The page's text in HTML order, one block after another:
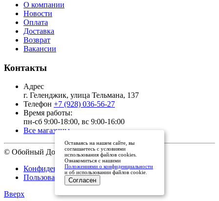
О компании
Новости
Оплата
Доставка
Возврат
Вакансии
Контакты
Адрес
г. Геленджик, улица Тельмана, 137
Телефон +7 (928) 036-56-27
Время работы:
пн-сб 9:00-18:00, вс 9:00-16:00
Все магазины
© Обойный Дом, 2011 - 2026
Конфиденциальность
Пользовательское соглашение
Вверх
Оставаясь на нашем сайте, вы
соглашаетесь с условиями
использования файлов cookies.
Ознакомиться с нашими
Положениями о конфиденциальности
и об использовании файлов cookie.
Согласен